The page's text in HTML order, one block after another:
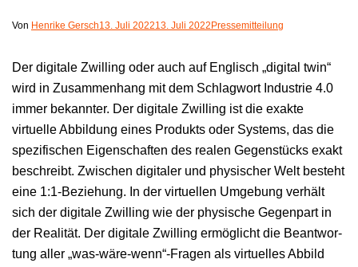
Von Henrike Gersch13. Juli 202213. Juli 2022 Pressemitteilung
Der dig­i­tale Zwill­ing oder auch auf Englisch „dig­i­tal twin“
wird in Zusam­men­hang mit dem Schlag­wort Indus­trie 4.0
immer bekan­nter. Der dig­i­tale Zwill­ing ist die exak­te
virtuelle Abbil­dung eines Pro­duk­ts oder Sys­tems, das die
spez­i­fis­chen Eigen­schaften des realen Gegen­stücks exakt
beschreibt. Zwis­chen dig­i­taler und physis­ch­er Welt beste­ht
eine 1:1‑Beziehung. In der virtuellen Umge­bung ver­hält
sich der dig­i­tale Zwill­ing wie der physis­che Gegen­part in
der Real­ität. Der dig­i­tale Zwill­ing ermöglicht die Beant­wor­
tung aller „was-wäre-wenn“-Fragen als virtuelles Abbild